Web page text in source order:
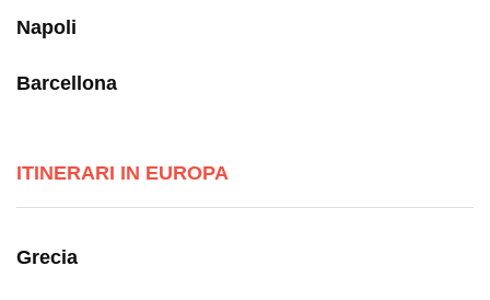
Napoli
Barcellona
ITINERARI IN EUROPA
Grecia